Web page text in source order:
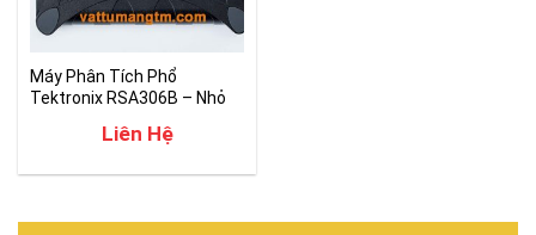
Máy Phân Tích Phổ
Tektronix RSA306B – Nhỏ
Liên Hệ